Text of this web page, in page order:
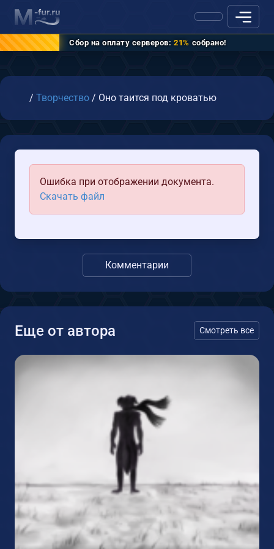
Сбор на оплату серверов: 21% собрано!
Главная
/ Творчество / Оно таится под кроватью
Ошибка при отображении документа.
Скачать файл
Комментарии
Еще от автора Смотреть все